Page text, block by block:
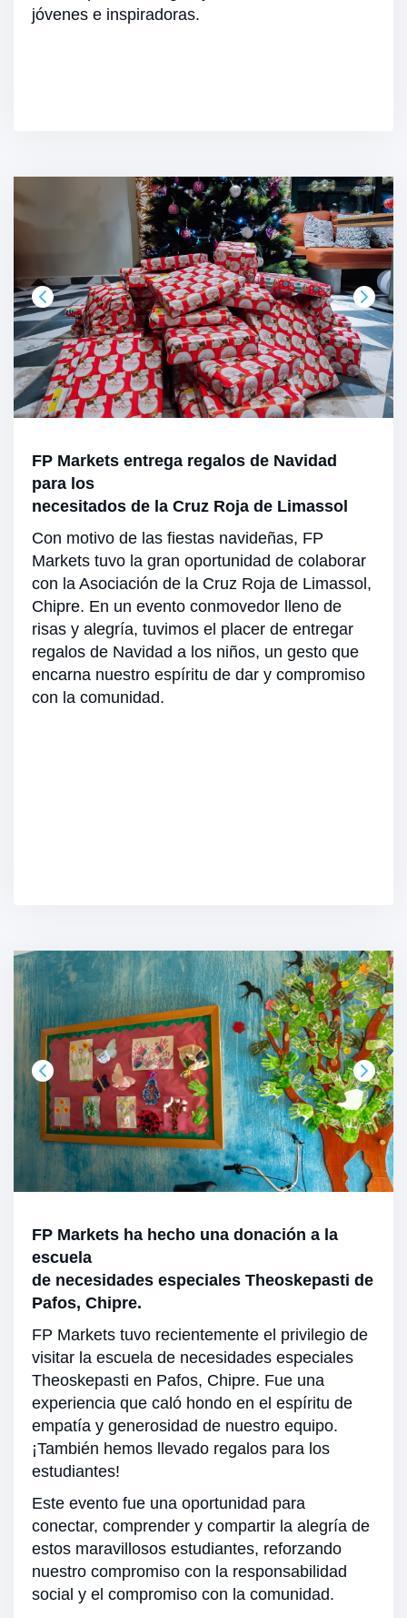
jóvenes e inspiradoras.
FP Markets entrega regalos de Navidad
para los
necesitados de la Cruz Roja de Limassol
Con motivo de las fiestas navideñas, FP
Markets tuvo la gran oportunidad de colaborar
con la Asociación de la Cruz Roja de Limassol,
Chipre. En un evento conmovedor lleno de
risas y alegría, tuvimos el placer de entregar
regalos de Navidad a los niños, un gesto que
encarna nuestro espíritu de dar y compromiso
con la comunidad.
FP Markets ha hecho una donación a la
escuela
de necesidades especiales Theoskepasti de
Pafos, Chipre.
FP Markets tuvo recientemente el privilegio de
visitar la escuela de necesidades especiales
Theoskepasti en Pafos, Chipre. Fue una
experiencia que caló hondo en el espíritu de
empatía y generosidad de nuestro equipo.
¡También hemos llevado regalos para los
estudiantes!
Este evento fue una oportunidad para
conectar, comprender y compartir la alegría de
estos maravillosos estudiantes, reforzando
nuestro compromiso con la responsabilidad
social y el compromiso con la comunidad.